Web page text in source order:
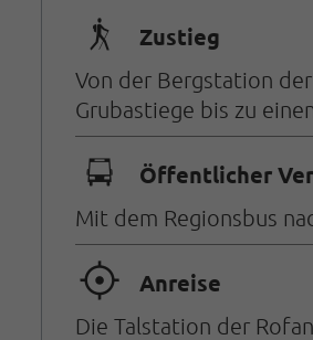
🛬 Zustieg
Von der Bergstation
Grubastiege bis zu
🕞 Öffentlicher
Mit dem Regionsbus
🞞 Anreise
Die Talstation der